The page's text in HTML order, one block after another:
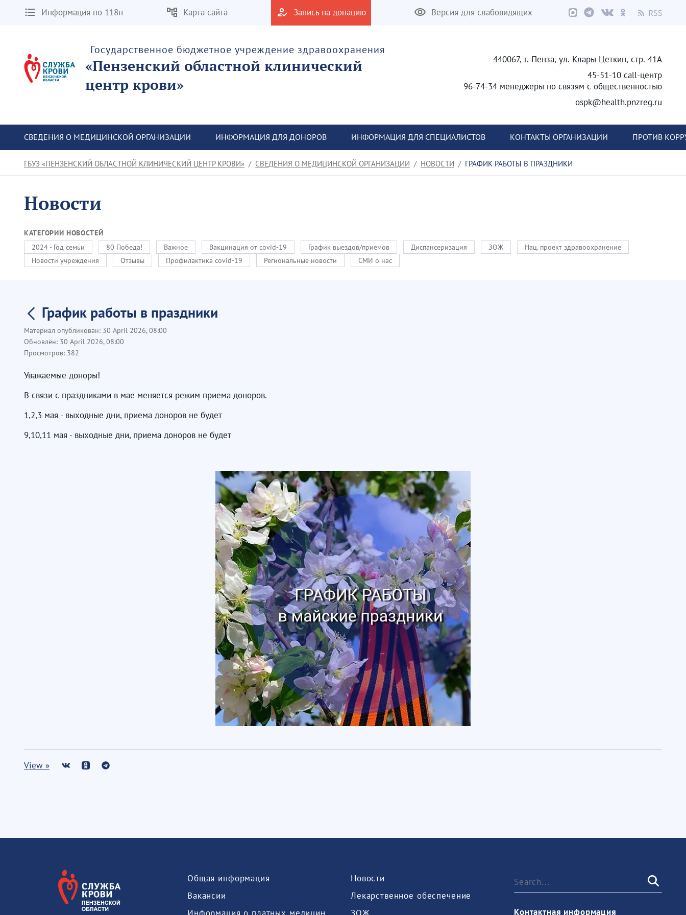
Информация по 118н Карта сайта Запись на донацию Версия для слабовидящих
Государственное бюджетное учреждение здравоохранения
«Пензенский областной клинический
центр крови»
440067, г. Пенза, ул. Клары Цеткин, стр. 41А
45-51-10 call-центр
96-74-34 менеджеры по связям с общественностью
ospk@health.pnzreg.ru
СВЕДЕНИЯ О МЕДИЦИНСКОЙ ОРГАНИЗАЦИИ ИНФОРМАЦИЯ ДЛЯ ДОНОРОВ ИНФОРМАЦИЯ ДЛЯ СПЕЦИАЛИСТОВ КОНТАКТЫ ОРГАНИЗАЦИИ ПРОТИВ
ГБУЗ «ПЕНЗЕНСКИЙ ОБЛАСТНОЙ КЛИНИЧЕСКИЙ ЦЕНТР КРОВИ» СВЕДЕНИЯ О МЕДИЦИНСКОЙ ОРГАНИЗАЦИИ НОВОСТИ ГРАФИК РАБОТЫ В ПРАЗДНИКИ
Новости
КАТЕГОРИИ НОВОСТЕЙ
2024 - Год семьи
80 Победа! Важное Вакцинация от covid-19 График выездов/приемов Диспансеризация ЗОЖ
Нац. проект здравоохранение
Новости учреждения
Отзывы Профилактика covid-19 Региональные новости СМИ о нас
График работы в праздники
Материал опубликован: 30 April 2026, 08:00
Обновлён: 30 April 2026, 08:00
Просмотров: 382
Уважаемые доноры!
В связи с праздниками в мае меняется режим приема доноров.
1,2,3 мая - выходные дни, приема доноров не будет
9,10,11 мая - выходные дни, приема доноров не будет
View »
Общая информация
Вакансии
Новости
Лекарственное обеспечение
Контактная информация